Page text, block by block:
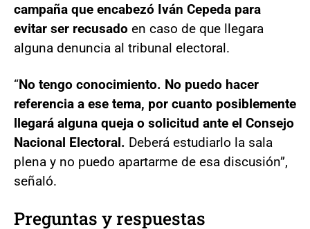
campaña que encabezó Iván Cepeda para
evitar ser recusado en caso de que llegara
alguna denuncia al tribunal electoral.
“No tengo conocimiento. No puedo hacer
referencia a ese tema, por cuanto posiblemente
llegará alguna queja o solicitud ante el Consejo
Nacional Electoral. Deberá estudiarlo la sala
plena y no puedo apartarme de esa discusión”,
señaló.
Preguntas y respuestas